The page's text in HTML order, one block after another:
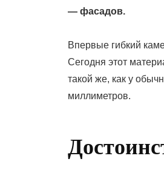
— фасадов.
Впервые гибкий
Сегодня этот
такой же, как у
миллиметров.